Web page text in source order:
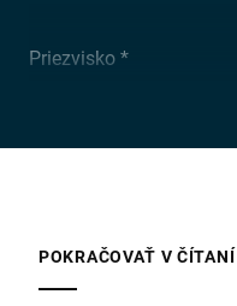
Priezvisko *
Spoločnosť *
E-mail *
POKRAČOVAŤ V ČÍTANÍ